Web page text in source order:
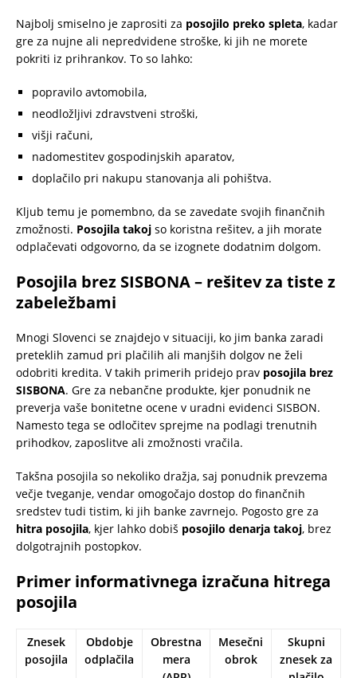
Najbolj smiselno je zaprositi za posojilo preko spleta, kadar
gre za nujne ali nepredvidene stroške, ki jih ne morete
pokriti iz prihrankov. To so lahko:
popravilo avtomobila,
neodložljivi zdravstveni stroški,
višji računi,
nadomestitev gospodinjskih aparatov,
doplačilo pri nakupu stanovanja ali pohištva.
Kljub temu je pomembno, da se zavedate svojih finančnih
zmožnosti. Posojila takoj so koristna rešitev, a jih morate
odplačevati odgovorno, da se izognete dodatnim dolgom.
Posojila brez SISBONA – rešitev za tiste z
zabeležbami
Mnogi Slovenci se znajdejo v situaciji, ko jim banka zaradi
preteklih zamud pri plačilih ali manjših dolgov ne želi
odobriti kredita. V takih primerih pridejo prav posojila brez
SISBONA. Gre za nebančne produkte, kjer ponudnik ne
preverja vaše bonitetne ocene v uradni evidenci SISBON.
Namesto tega se odločitev sprejme na podlagi trenutnih
prihodkov, zaposlitve ali zmožnosti vračila.
Takšna posojila so nekoliko dražja, saj ponudnik prevzema
večje tveganje, vendar omogočajo dostop do finančnih
sredstev tudi tistim, ki jih banke zavrnejo. Pogosto gre za
hitra posojila, kjer lahko dobiš posojilo denarja takoj, brez
dolgotrajnih postopkov.
Primer informativnega izračuna hitrega
posojila
Znesek
posojila
Obdobje
odplačila
Obrestna
mera
Mesečni
obrok
Skupni
znesek za